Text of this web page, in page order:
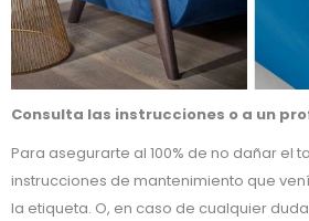
Consulta las instrucciones o a un
Para asegurarte al 100% de no dañar el
instrucciones de mantenimiento que
la etiqueta. O, en caso de cualquier